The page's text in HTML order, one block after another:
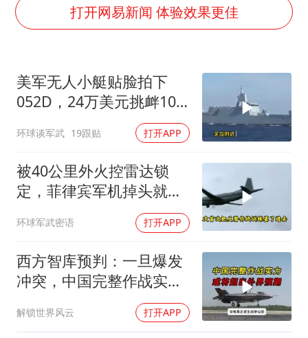
国防部回应日本试射“战斧”导弹
女孩摆摊卖菌子时收到北大通知书
改名后的“青海拉面”店
东方之约 相约未来
打开网易新闻 体验效果更佳
美军无人小艇贴脸拍下
052D，24万美元挑衅10
亿美元大驱，这是要搞新
战法？
环球谈军武 19跟贴 打开APP
被40公里外火控雷达锁
定，菲律宾军机掉头就
跑，欧盟1500万也救不了
场
环球军武密语 打开APP
西方智库预判：一旦爆发
冲突，中国完整作战实力
解锁世界风云 打开APP